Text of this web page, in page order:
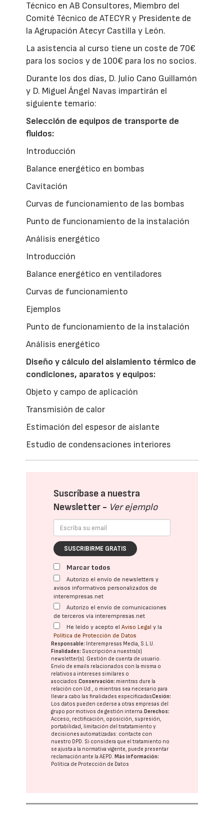
Técnico en AB Consultores, Miembro del
Comité Técnico de ATECYR y Presidente de
la Agrupación Atecyr Castilla y León.
La asistencia al curso tiene un coste de 70€
para los socios y de 100€ para los no socios.
Durante los dos días, D. Julio Cano Guillamón
y D. Miguel Ángel Navas impartirán el
siguiente temario:
Selección de equipos de transporte de
fluidos:
Introducción
Balance energético en bombas
Cavitación
Curvas de funcionamiento de las bombas
Punto de funcionamiento de la instalación
Análisis energético
Introducción
Balance energético en ventiladores
Curvas de funcionamiento
Ejemplos
Punto de funcionamiento de la instalación
Análisis energético
Diseño y cálculo del aislamiento térmico de
condiciones, aparatos y equipos:
Objeto y campo de aplicación
Transmisión de calor
Estimación del espesor de aislante
Estudio de condensaciones interiores
Suscríbase a nuestra
Newsletter - Ver ejemplo
SUSCRIBIRME GRATIS
Marcar todos
Autorizo el envío de newsletters y
avisos informativos personalizados de
interempresas.net
Autorizo el envío de comunicaciones
de terceros vía interempresas.net
He leído y acepto elAviso Legal y la
Política de Protección de Datos
Responsable: Interempresas Media, S.L.U.
Finalidades: Suscripción a nuestra(s)
newsletter(s). Gestión de cuenta de usuario.
Envío de emails relacionados con la misma o
relativos a intereses similares o
asociados.Conservación: mientras dure la
relación con Ud., o mientras sea necesario para
llevar a cabo las finalidades especificadasCesión:
Los datos pueden cederse a otras empresas del
grupo por motivos de gestión interna. Derechos:
Acceso, rectificación, oposición, supresión,
portabilidad, limitación del tratatamiento y
decisiones automatizadas: contacte con
nuestro DPD. Si considera que el tratamiento no
se ajusta a la normativa vigente, puede presentar
reclamación ante laAEPD. Más información:
Política de Protección de Datos